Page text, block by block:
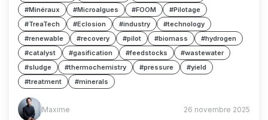
#Minéraux
#Microalgues #FOOM
#Pilotage
#TreaTech
#Eclosion #industry
#technology
#renewable
#recovery #pilot #biomass
#hydrogen
#catalyst
#gasification #feedstocks
#wastewater
#sludge
#thermochemistry #pressure
#yield
#treatment
#minerals
Maxime
(MM) Maxime 26 novembre 2025